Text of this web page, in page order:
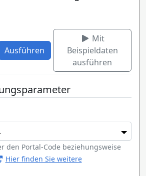
Ausführen
Mit
Beispieldaten
ausführen
den Portal-Code beziehungsweise
Hier finden Sie weitere